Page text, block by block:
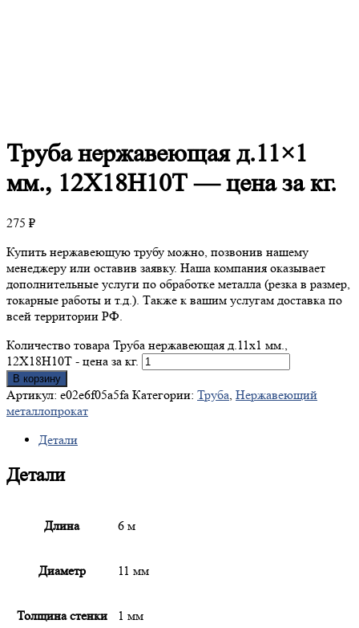
Трубанержавеющая д.11×1
мм., 12Х18Н10Т — цена за кг.
275 ₽
Купить нержавеющую трубу можно, позвонив нашему
менеджеру или оставив заявку. Наша компания оказывает
дополнительные услуги по обработке металла (резка в размер,
токарные работы и т.д.). Также к вашим услугам доставка по
всей территории РФ.
Количество товара Труба нержавеющая д.11x1 мм.,
12Х18Н10Т - цена за кг.
В корзину
Артикул: e02e6f05a5fa Категории: Труба, Нержавеющий
металлопрокат
Детали
Детали
Длина 6 м
Диаметр 11 мм
Толщина стенки 1 мм